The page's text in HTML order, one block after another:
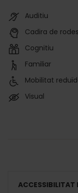
Auditiu
Cadira de rodes
Cognitiu
Familiar
Mobilitat
Visual
ACCESSIBILITAT